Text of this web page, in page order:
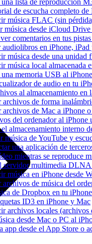
lista de reproducción
de escucha completo
música FLAC (sin
música desde iCloud
comentarios en tus
audiolibros en iPhone,
música desde una
música local almacenada
memoria USB al
de audio en tu
al almacenamiento
archivos de forma
de Mac a iPhone
del ordenador al
almacenamiento interno
música de YouTube y
una aplicación de
mientras se reproduce
servidor multimedia
música en iPhone desde
archivos de música del
de Dropbox en tu
ID3 en iPhone y Mac
archivos locales (archivos
desde Mac o PC al
app desde el App Store o